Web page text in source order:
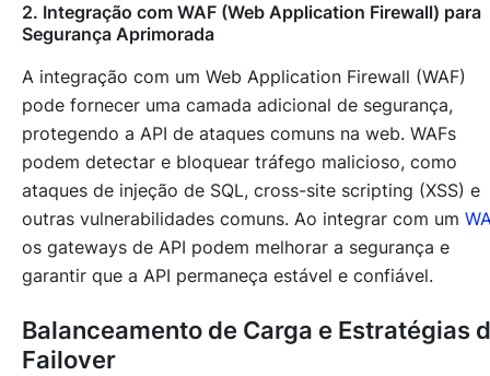
2. Integração com WAF (Web Application Firewall) para
Segurança Aprimorada
A integração com um Web Application Firewall (WAF)
pode fornecer uma camada adicional de segurança,
protegendo a API de ataques comuns na web. WAFs
podem detectar e bloquear tráfego malicioso, como
ataques de injeção de SQL, cross-site scripting (XSS) e
outras vulnerabilidades comuns. Ao integrar com um
os gateways de API podem melhorar a segurança e
garantir que a API permaneça estável e confiável.
Balanceamento de Carga e Estratégias
Failover